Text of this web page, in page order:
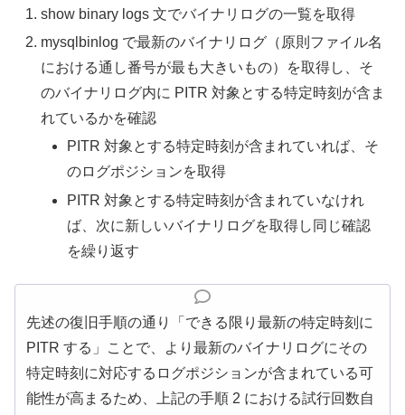
show binary logs 文でバイナリログの一覧を取得
mysqlbinlog で最新のバイナリログ（原則ファイル名
における通し番号が最も大きいもの）を取得し、そ
のバイナリログ内に PITR 対象とする特定時刻が含ま
れているかを確認
PITR 対象とする特定時刻が含まれていれば、そ
のログポジションを取得
PITR 対象とする特定時刻が含まれていなけれ
ば、次に新しいバイナリログを取得し同じ確認
を繰り返す
先述の復旧手順の通り「できる限り最新の特定時刻に
PITR する」ことで、より最新のバイナリログにその
特定時刻に対応するログポジションが含まれている可
能性が高まるため、上記の手順 2 における試行回数自